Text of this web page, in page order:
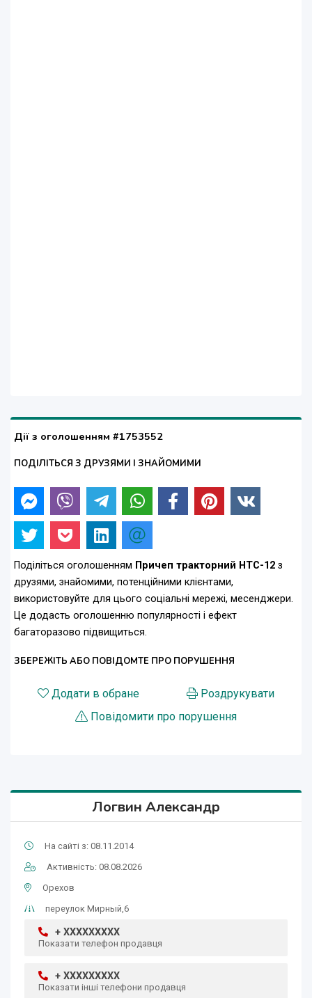
Дії з оголошенням #1753552
ПОДІЛІТЬСЯ З ДРУЗЯМИ І ЗНАЙОМИМИ
Поділіться оголошенням Причеп тракторний НТС-12 з
друзями, знайомими, потенційними клієнтами,
використовуйте для цього соціальні мережі, месенджери.
Це додасть оголошенню популярності і ефект
багаторазово підвищиться.
ЗБЕРЕЖІТЬ АБО ПОВІДОМТЕ ПРО ПОРУШЕННЯ
Додати в обране
Роздрукувати
Повідомити про порушення
Логвин Александр
На сайті з: 08.11.2014
Активність: 08.08.2026
Орехов
переулок Мирный,6
+ XXXXXXXXX
Показати телефон продавця
+ XXXXXXXXX
Показати інші телефони продавця